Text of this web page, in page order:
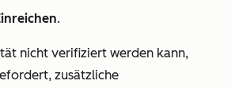
.
nicht verifiziert werden kann,
zusätzliche